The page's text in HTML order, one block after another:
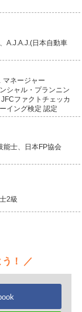
れていれば、
れるケースも
務化などにつ
ーズに合わせ
。
A.J.A.J.(日本自動車
マネージャー
シャル・プランニン
ファクトチェッカ
イング検定 認定
能士、日本FP協会
2級
！